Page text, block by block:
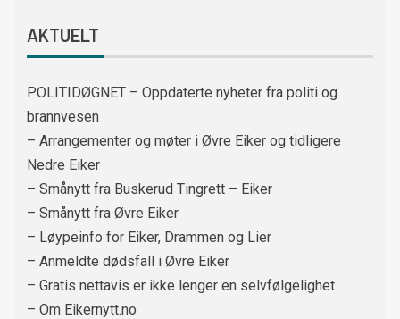
AKTUELT
POLITIDØGNET – Oppdaterte nyheter fra politi og
brannvesen
– Arrangementer og møter i Øvre Eiker og tidligere
Nedre Eiker
– Smånytt fra Buskerud Tingrett – Eiker
– Smånytt fra Øvre Eiker
– Løypeinfo for Eiker, Drammen og Lier
– Anmeldte dødsfall i Øvre Eiker
– Gratis nettavis er ikke lenger en selvfølgelighet
– Om Eikernytt.no